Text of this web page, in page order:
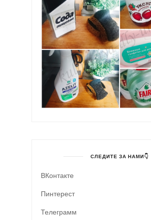
СЛЕДИТЕ ЗА НАМИ👇
ВКонтакте
Пинтерест
Телеграмм